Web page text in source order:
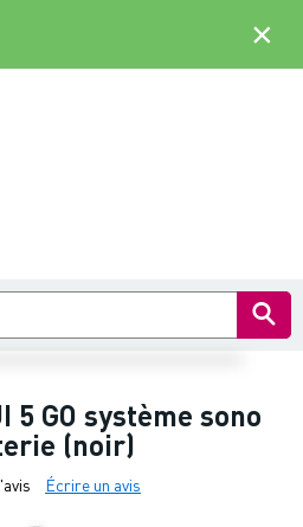
5 GO système sono
(noir)
Écrire un avis
×